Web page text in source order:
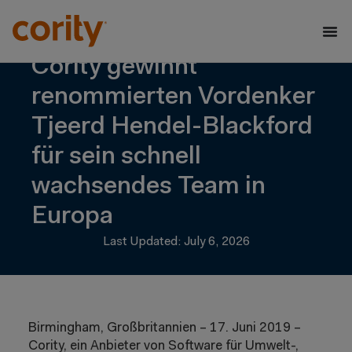
Cority gewinnt
renommierten Vordenker
Tjeerd Hendel-Blackford
für sein schnell
wachsendes Team in
Europa
Last Updated: July 6, 2026
Birmingham, Großbritannien – 17. Juni 2019 –
Cority, ein Anbieter von Software für Umwelt-,